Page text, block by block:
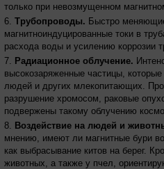
только при невозмущенном
Трубопроводы. Быстро
магнитноиндуцированные токи в
расхода воды и усилению коррозии
Радиационное облучение.
высокозаряженные частицы,
людей и других млекопитающих.
разрушение хромосом, раковые
подвержены такому облучению
Воздействие на людей и
мнению, имеют ли магнитные бури
как выбрасывание китов на берег.
животных, а также у пчел,